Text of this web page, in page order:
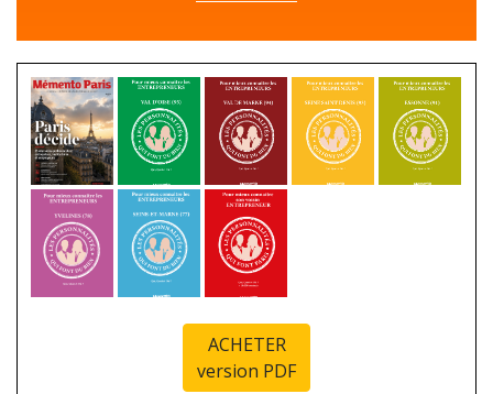
ACHETER
version PDF